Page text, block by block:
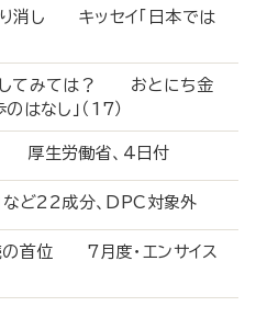
り消し キッセイ「日本では
してみては？ おとにち金
はなし」（17）
厚生労働省、4日付
」など22成分、DPC対象外
の首位 7月度・エンサイス